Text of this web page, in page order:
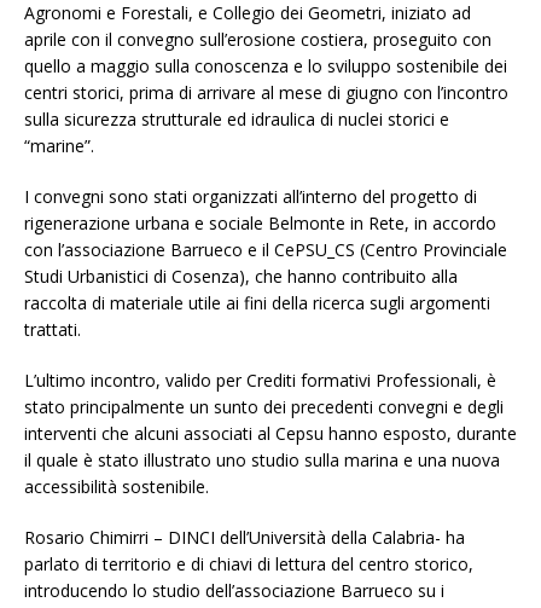
Agronomi e Forestali, e Collegio dei Geometri, iniziato ad
aprile con il convegno sull’erosione costiera, proseguito con
quello a maggio sulla conoscenza e lo sviluppo sostenibile dei
centri storici, prima di arrivare al mese di giugno con l’incontro
sulla sicurezza strutturale ed idraulica di nuclei storici e
“marine”.
I convegni sono stati organizzati all’interno del progetto di
rigenerazione urbana e sociale Belmonte in Rete, in accordo
con l’associazione Barrueco e il CePSU_CS (Centro Provinciale
Studi Urbanistici di Cosenza), che hanno contribuito alla
raccolta di materiale utile ai fini della ricerca sugli argomenti
trattati.
L’ultimo incontro, valido per Crediti formativi Professionali, è
stato principalmente un sunto dei precedenti convegni e degli
interventi che alcuni associati al Cepsu hanno esposto, durante
il quale è stato illustrato uno studio sulla marina e una nuova
accessibilità sostenibile.
Rosario Chimirri – DINCI dell’Università della Calabria- ha
parlato di territorio e di chiavi di lettura del centro storico,
introducendo lo studio dell’associazione Barrueco su i